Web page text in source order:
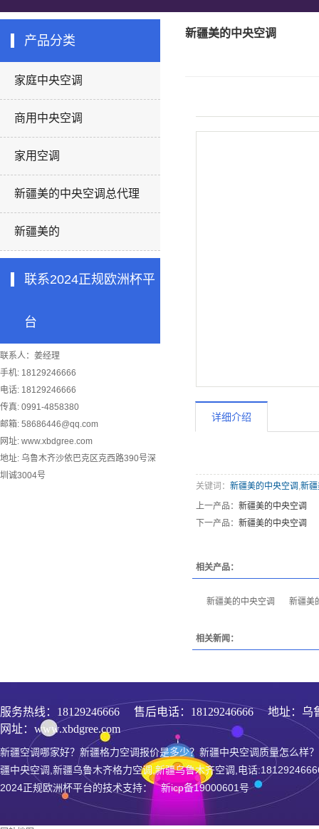
产品分类
家庭中央空调
商用中央空调
家用空调
新疆美的中央空调总代理
新疆美的
联系2024正规欧洲杯平
台
联系人：姜经理
手机: 18129246666
电话: 18129246666
传真: 0991-4858380
邮箱: 58686446@qq.com
网址: www.xbdgree.com
地址: 乌鲁木齐沙依巴克区克西路390号深
圳诚3004号
新疆美的中央空调
详细介绍
关键词： 新疆美的中央空调 ,新
上一产品： 新疆美的中央空调
下一产品： 新疆美的中央空调
相关产品：
新疆美的中央空调 新疆美
相关新闻：
服务热线： 18129246666 售后电话：18129246666 地址：乌
网址：www.xbdgree.com
新疆空调哪家好？新疆格力空调报价是多少？新疆中央空调质量怎么样
疆中央空调,新疆乌鲁木齐格力空调,新疆乌鲁木齐空调,电话
2024正规欧洲杯平台的技术支持： 新icp备19000601号